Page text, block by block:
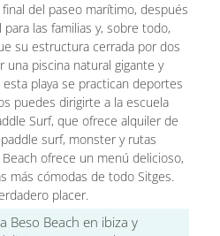
del paseo marítimo, después
para las familias y, sobre todo,
su estructura cerrada por dos
una piscina natural gigante y
playa se practican deportes
puedes dirigirte a la escuela
Surf, que ofrece alquiler de
surf, monster y rutas
ofrece un menú delicioso,
más cómodas de todo Sitges.
placer.
Beso Beach en ibiza y